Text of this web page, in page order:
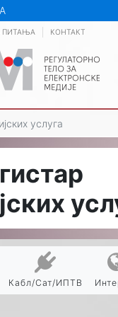
ПИТАЊА КОНТАКТ
услуга
Кабл/Сат/ИПТВ